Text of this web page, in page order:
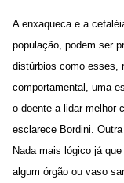
A enxaqueca e a
população, podem ser
distúrbios como esses,
comportamental, uma
o doente a lidar melhor
esclarece Bordini.
Nada mais lógico já
algum órgão ou vaso